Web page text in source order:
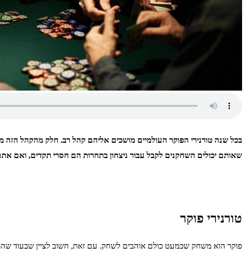
בכל שנה טורנירי הפוקר העולמיים מושכים אליהם קהל רב. חלק מהקהל הזה
שאותם יכולים השחקנים לקבל עבור ניצחון בתחרות הם חסרי תקדים, ואם
טורנירי פוקר
פוקר הוא משחק שכמעט כולם אוהבים לשחק. עם זאת, חשוב לציין שבעוד